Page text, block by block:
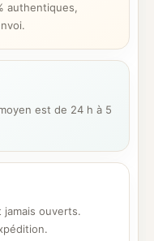
authentiques,
est de 24 h à 5
jamais ouverts.